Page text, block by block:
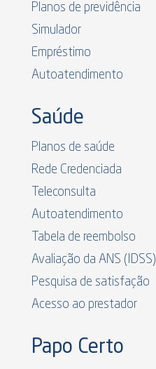
Planos de previdência
Simulador
Empréstimo
Autoatendimento
Saúde
Planos de saúde
Rede Credenciada
Teleconsulta
Autoatendimento
Tabela de reembolso
Avaliação da ANS (IDSS)
Pesquisa de satisfação
Acesso ao prestador
Papo Certo